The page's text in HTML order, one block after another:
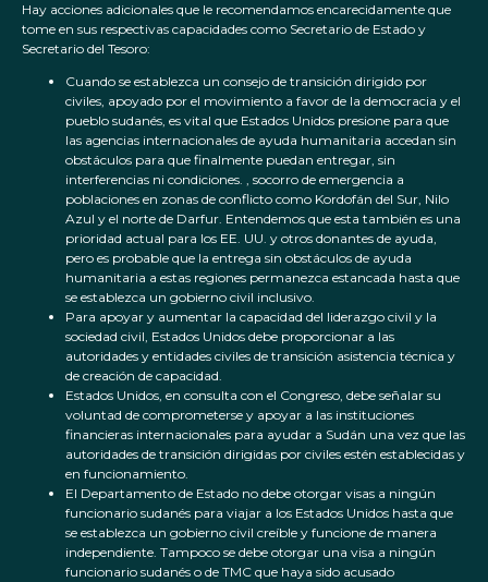
Hay acciones adicionales que le recomendamos encarecidamente que
tome en sus respectivas capacidades como Secretario de Estado y
Secretario del Tesoro:
Cuando se establezca un consejo de transición dirigido por
civiles, apoyado por el movimiento a favor de la democracia y el
pueblo sudanés, es vital que Estados Unidos presione para que
las agencias internacionales de ayuda humanitaria accedan sin
obstáculos para que finalmente puedan entregar, sin
interferencias ni condiciones. , socorro de emergencia a
poblaciones en zonas de conflicto como Kordofán del Sur, Nilo
Azul y el norte de Darfur. Entendemos que esta también es una
prioridad actual para los EE. UU. y otros donantes de ayuda,
pero es probable que la entrega sin obstáculos de ayuda
humanitaria a estas regiones permanezca estancada hasta que
se establezca un gobierno civil inclusivo.
Para apoyar y aumentar la capacidad del liderazgo civil y la
sociedad civil, Estados Unidos debe proporcionar a las
autoridades y entidades civiles de transición asistencia técnica y
de creación de capacidad.
Estados Unidos, en consulta con el Congreso, debe señalar su
voluntad de comprometerse y apoyar a las instituciones
financieras internacionales para ayudar a Sudán una vez que las
autoridades de transición dirigidas por civiles estén establecidas y
en funcionamiento.
El Departamento de Estado no debe otorgar visas a ningún
funcionario sudanés para viajar a los Estados Unidos hasta que
se establezca un gobierno civil creíble y funcione de manera
independiente. Tampoco se debe otorgar una visa a ningún
funcionario sudanés o de TMC que haya sido acusado